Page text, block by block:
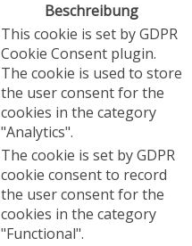
Beschreibung
This cookie is set by GDPR
Cookie Consent plugin.
The cookie is used to store
the user consent for the
cookies in the category
"Analytics".
The cookie is set by GDPR
cookie consent to record
the user consent for the
cookies in the category
"Functional".